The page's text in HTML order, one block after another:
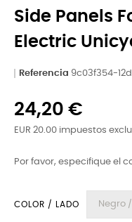
Side Panels
Electric
Referencia 9c03f354-
24,20 €
EUR 20.00 impuestos
Por favor, especifique el
COLOR / LADO